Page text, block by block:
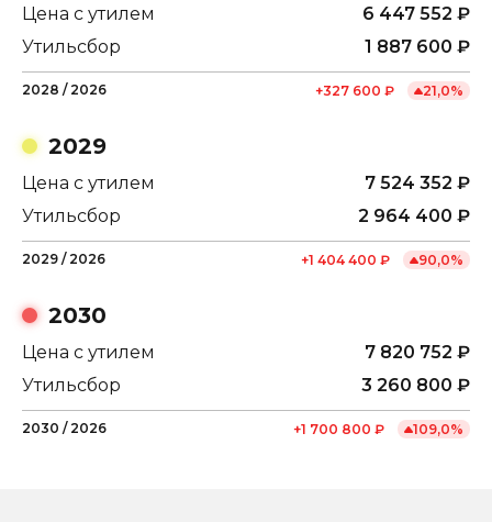
Цена с утилем 6 447 552 ₽
Утильсбор
1 887 600 ₽
2028 / 2026 +327 600 ₽ 21,0%
2029
Цена с утилем 7 524 352 ₽
Утильсбор
2 964 400 ₽
2029 / 2026 +1 404 400 ₽ 90,0%
2030
Цена с утилем 7 820 752 ₽
Утильсбор
3 260 800 ₽
2030 / 2026 +1 700 800 ₽ 109,0%